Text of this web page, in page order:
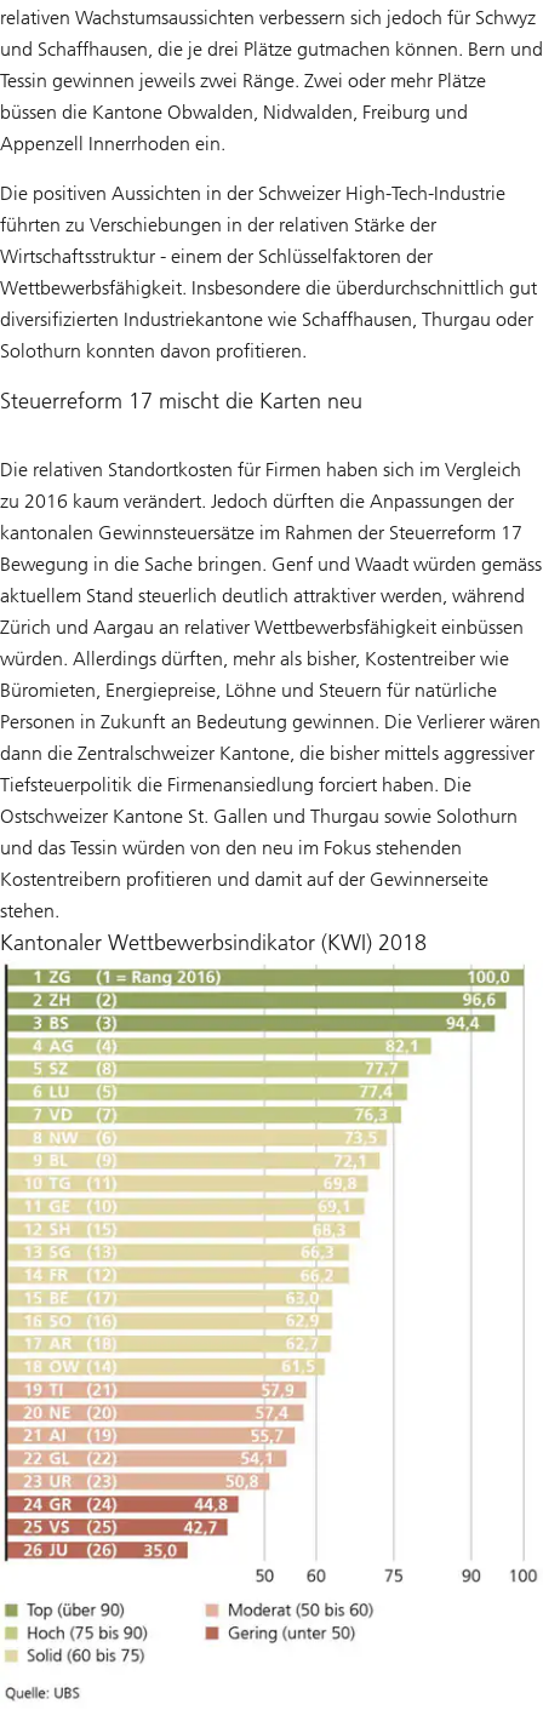
relativen Wachstumsaussichten verbessern sich jedoch für Schwyz
und Schaffhausen, die je drei Plätze gutmachen können. Bern und
Tessin gewinnen jeweils zwei Ränge. Zwei oder mehr Plätze
büssen die Kantone Obwalden, Nidwalden, Freiburg und
Appenzell Innerrhoden ein.
Die positiven Aussichten in der Schweizer High-Tech-Industrie
führten zu Verschiebungen in der relativen Stärke der
Wirtschaftsstruktur - einem der Schlüsselfaktoren der
Wettbewerbsfähigkeit. Insbesondere die überdurchschnittlich gut
diversifizierten Industriekantone wie Schaffhausen, Thurgau oder
Solothurn konnten davon profitieren.
Steuerreform 17 mischt die Karten neu
Die relativen Standortkosten für Firmen haben sich im Vergleich
zu 2016 kaum verändert. Jedoch dürften die Anpassungen der
kantonalen Gewinnsteuersätze im Rahmen der Steuerreform 17
Bewegung in die Sache bringen. Genf und Waadt würden gemäss
aktuellem Stand steuerlich deutlich attraktiver werden, während
Zürich und Aargau an relativer Wettbewerbsfähigkeit einbüssen
würden. Allerdings dürften, mehr als bisher, Kostentreiber wie
Büromieten, Energiepreise, Löhne und Steuern für natürliche
Personen in Zukunft an Bedeutung gewinnen. Die Verlierer wären
dann die Zentralschweizer Kantone, die bisher mittels aggressiver
Tiefsteuerpolitik die Firmenansiedlung forciert haben. Die
Ostschweizer Kantone St. Gallen und Thurgau sowie Solothurn
und das Tessin würden von den neu im Fokus stehenden
Kostentreibern profitieren und damit auf der Gewinnerseite
stehen.
Kantonaler Wettbewerbsindikator (KWI) 2018